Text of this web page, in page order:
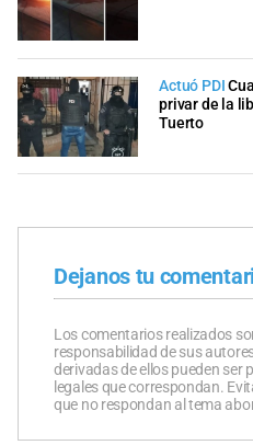
Actuó PDI
privar de la
Tuerto
Dejanos tu
Los comentarios realizados
responsabilidad de sus
derivadas de ellos pueden ser
legales que correspondan.
que no respondan al tema